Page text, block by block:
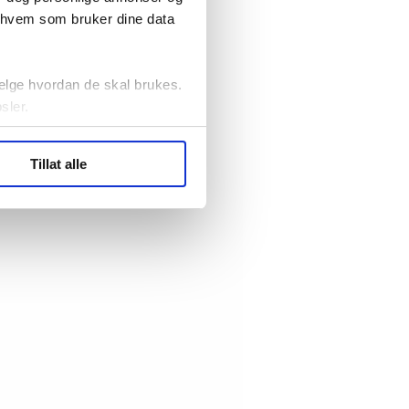
som bruker dine data
hvordan de skal brukes.
statistikk.
Tillat alle